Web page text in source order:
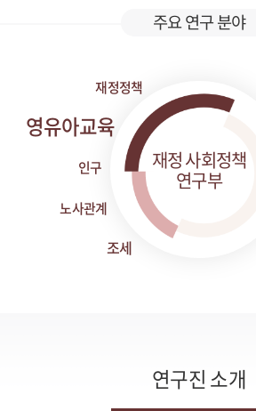
주요 연구 분야
재정 사회정책
연구부
재정정책
영유아교육
인구
노사관계
조세
연구진 소개